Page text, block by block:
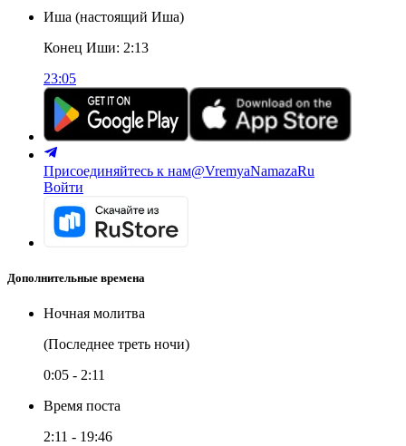
Иша (настоящий Иша)
Конец Иши: 2:13
23:05
Присоединяйтесь к нам@VremyaNamazaRu
Войти
Дополнительные времена
Ночная молитва
(Последнее треть ночи)
0:05 - 2:11
Время поста
2:11 - 19:46